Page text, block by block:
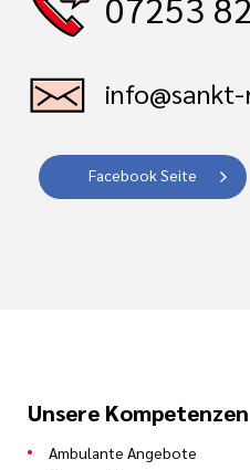
Facebook Seite
Unsere Kompetenzen
Ambulante Angebote